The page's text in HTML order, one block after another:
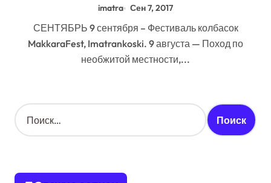
imatra Сен 7, 2017
СЕНТЯБРЬ 9 сентября – Фестиваль колбасок
MakkaraFest, Imatrankoski. 9 августа — Поход по
необжитой местности,...
Н
а
: